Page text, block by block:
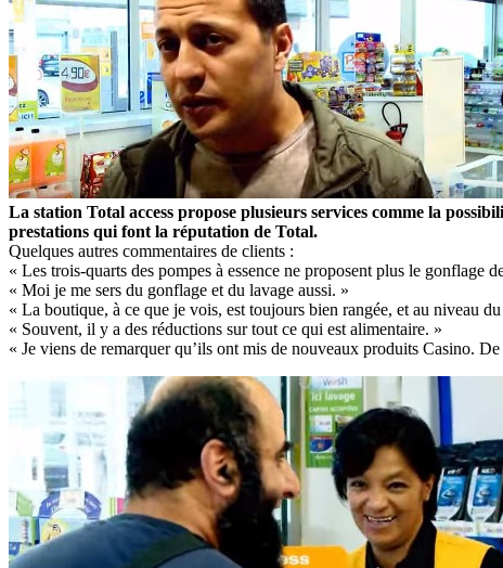
La station Total access propose plusieurs services comme la
prestations qui font la réputation de Total.
Quelques autres commentaires de clients :
« Les trois-quarts des pompes à essence ne proposent plus le gonflage
« Moi je me sers du gonflage et du lavage aussi. »
« La boutique, à ce que je vois, est toujours bien rangée, et au niveau
« Souvent, il y a des réductions sur tout ce qui est alimentaire. »
« Je viens de remarquer qu’ils ont mis de nouveaux produits Casino.